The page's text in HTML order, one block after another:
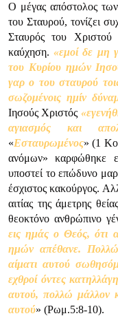
Ο μέγας απόστολος
του Σταυρού, τονίζει
Σταυρός του Χριστού
καύχηση.«εμοί δε μη
του Κυρίου ημών
γαρ ο του σταυρού
σωζομένοις ημίν
Ιησούς Χριστός
αγιασμός και
«Εσταυρωμένος» (1
ανόμων» καρφώθηκε
υποστεί το επώδυνο
έσχιστος κακούργος.
αιτίας της άμετρης
θεοκτόνο ανθρώπινο
εις ημάς ο Θεός, ότι
ημών απέθανε. Πολλώ
αίματι αυτού
εχθροί όντες
αυτού, πολλώ μάλλον
αυτού» (Ρωμ.5:8-10).